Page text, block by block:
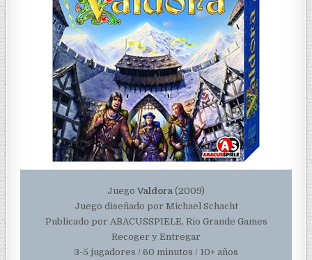
Juego Valdora (2009)
Juego diseñado por Michael Schacht
Publicado por ABACUSSPIELE, Rio Grande Games
Recoger y Entregar
3-5 jugadores / 60 minutos / 10+ años